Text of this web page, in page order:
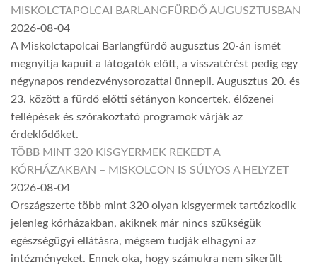
MISKOLCTAPOLCAI BARLANGFÜRDŐ AUGUSZTUSBAN
2026-08-04
A Miskolctapolcai Barlangfürdő augusztus 20-án ismét
megnyitja kapuit a látogatók előtt, a visszatérést pedig egy
négynapos rendezvénysorozattal ünnepli. Augusztus 20. és
23. között a fürdő előtti sétányon koncertek, élőzenei
fellépések és szórakoztató programok várják az
érdeklődőket.
TÖBB MINT 320 KISGYERMEK REKEDT A
KÓRHÁZAKBAN – MISKOLCON IS SÚLYOS A HELYZET
2026-08-04
Országszerte több mint 320 olyan kisgyermek tartózkodik
jelenleg kórházakban, akiknek már nincs szükségük
egészségügyi ellátásra, mégsem tudják elhagyni az
intézményeket. Ennek oka, hogy számukra nem sikerült